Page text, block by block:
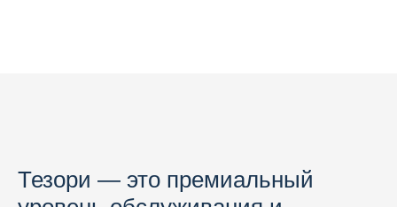
Тезори — это премиальный